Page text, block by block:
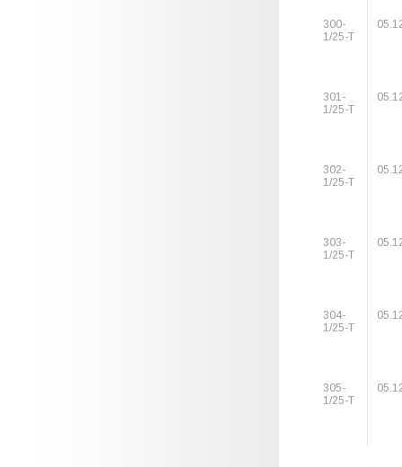
300-
1/25-Т
301-
1/25-Т
302-
1/25-Т
303-
1/25-Т
304-
1/25-Т
305-
1/25-Т